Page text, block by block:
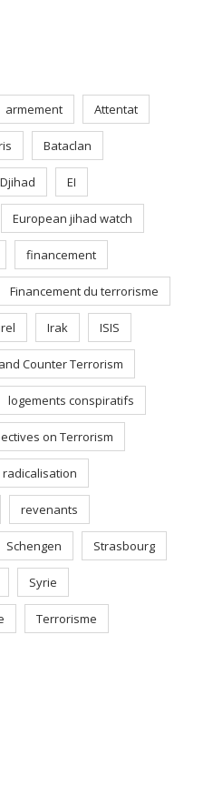
armement Attentat
Bataclan
Djihad EI
European jihad watch
financement
Financement du terrorisme
Irak ISIS
Counter Terrorism
logements conspiratifs
on Terrorism
radicalisation
revenants
Schengen Strasbourg
Syrie
Terrorisme